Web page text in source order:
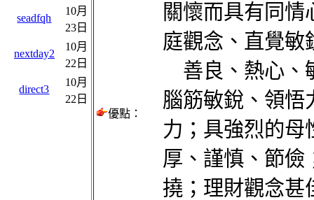
seadfqh
10月
23日
nextday2
10月
22日
direct3
10月
22日
優點：
關懷而具有同情
庭觀念、直覺敏
善良、熱心、
腦筋敏銳、領悟
力；具強烈的母
厚、謹慎、節儉
撓；理財觀念甚